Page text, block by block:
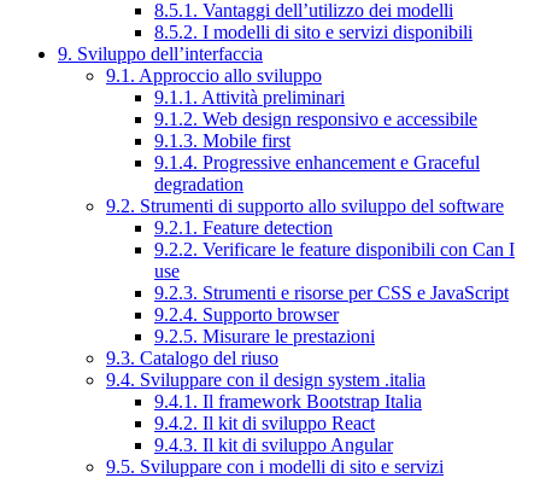
8.5.1. Vantaggi dell’utilizzo dei modelli
8.5.2. I modelli di sito e servizi disponibili
9. Sviluppo dell’interfaccia
9.1. Approccio allo sviluppo
9.1.1. Attività preliminari
9.1.2. Web design responsivo e accessibile
9.1.3. Mobile first
9.1.4. Progressive enhancement e Graceful
degradation
9.2. Strumenti di supporto allo sviluppo del software
9.2.1. Feature detection
9.2.2. Verificare le feature disponibili con Can I
use
9.2.3. Strumenti e risorse per CSS e JavaScript
9.2.4. Supporto browser
9.2.5. Misurare le prestazioni
9.3. Catalogo del riuso
9.4. Sviluppare con il design system .italia
9.4.1. Il framework Bootstrap Italia
9.4.2. Il kit di sviluppo React
9.4.3. Il kit di sviluppo Angular
9.5. Sviluppare con i modelli di sito e servizi